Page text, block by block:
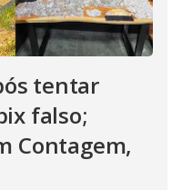
tentar
falso;
Contagem,